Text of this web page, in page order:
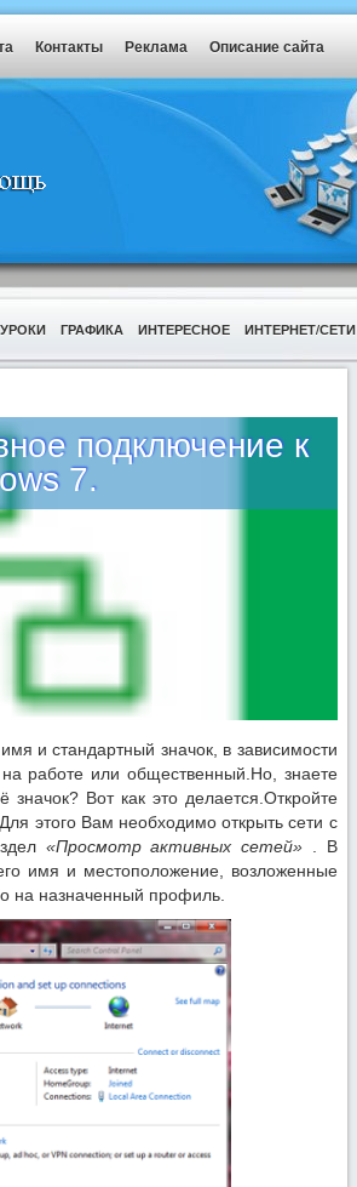
Контакты Реклама Описание сайта
ГРАФИКА ИНТЕРЕСНОЕ ИНТЕРНЕТ/СЕТИ
подключение к
7.
и стандартный значок, в зависимости
работе или общественный.Но, знаете
Вот как это делается.Откройте
этого Вам необходимо открыть сети с
«Просмотр активных сетей» . В
имя и местоположение, возложенные
на назначенный профиль.